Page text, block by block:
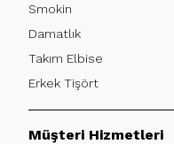
Smokin
Damatlık
Takım Elbise
Erkek Tişört
Müşteri Hizmetleri